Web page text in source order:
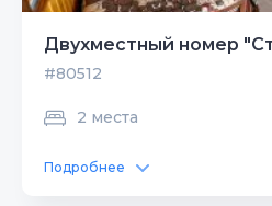
Двухместный номер
#80512
2 места
Подробнее